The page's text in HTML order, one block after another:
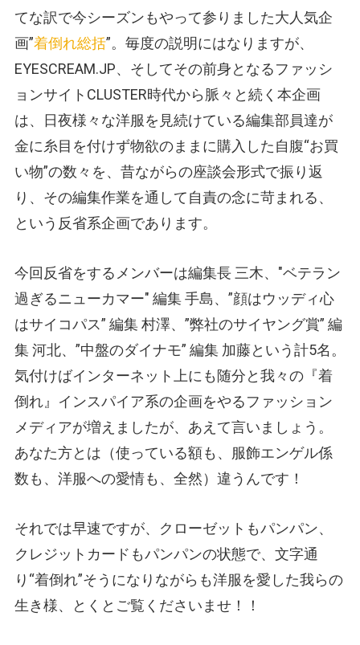
てな訳で今シーズンもやって参りました大人気企
画”着倒れ総括”。毎度の説明にはなりますが、
EYESCREAM.JP、そしてその前身となるファッシ
ョンサイトCLUSTER時代から脈々と続く本企画
は、日夜様々な洋服を見続けている編集部員達が
金に糸目を付けず物欲のままに購入した自腹“お買
い物”の数々を、昔ながらの座談会形式で振り返
り、その編集作業を通して自責の念に苛まれる、
という反省系企画であります。
今回反省をするメンバーは編集長 三木、"ベテラン
過ぎるニューカマー" 編集 手島、”顔はウッディ心
はサイコパス” 編集 村澤、”弊社のサイヤング賞” 編
集 河北、”中盤のダイナモ” 編集 加藤という計5名。
気付けばインターネット上にも随分と我々の『着
倒れ』インスパイア系の企画をやるファッション
メディアが増えましたが、あえて言いましょう。
あなた方とは（使っている額も、服飾エンゲル係
数も、洋服への愛情も、全然）違うんです！
それでは早速ですが、クローゼットもパンパン、
クレジットカードもパンパンの状態で、文字通
り“着倒れ”そうになりながらも洋服を愛した我らの
生き様、とくとご覧くださいませ！！